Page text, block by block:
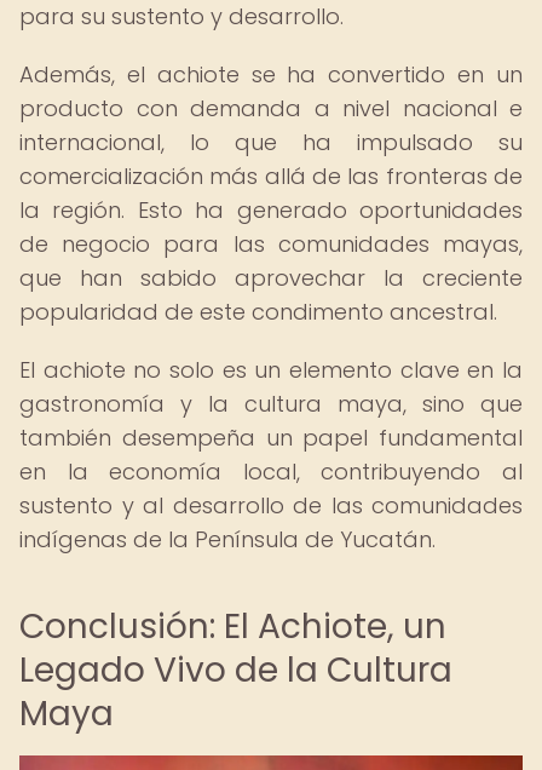
para su sustento y desarrollo.
Además, el achiote se ha convertido en un
producto con demanda a nivel nacional e
internacional, lo que ha impulsado su
comercialización más allá de las fronteras de
la región. Esto ha generado oportunidades
de negocio para las comunidades mayas,
que han sabido aprovechar la creciente
popularidad de este condimento ancestral.
El achiote no solo es un elemento clave en la
gastronomía y la cultura maya, sino que
también desempeña un papel fundamental
en la economía local, contribuyendo al
sustento y al desarrollo de las comunidades
indígenas de la Península de Yucatán.
Conclusión: El Achiote, un
Legado Vivo de la Cultura
Maya